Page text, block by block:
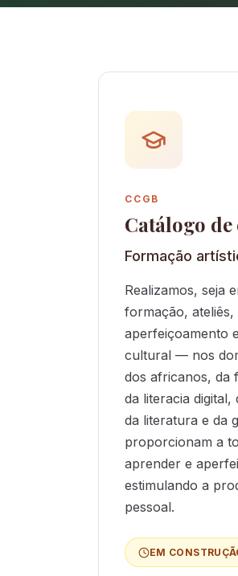
CCGB
Catálogo de
Formação
Realizamos, seja
formação,
aperfeiçoamento
cultural — nos
dos africanos, da
da literacia digital,
da literatura e da
proporcionam a
aprender e
estimulando a
pessoal.
EM